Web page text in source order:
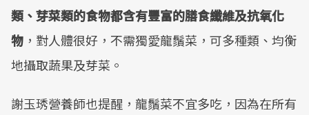
類、芽菜類的食物都含有豐富的膳食纖維及抗氧化
物 ，對人體很好，不需獨愛龍鬚菜，可多種類、均衡
地攝取蔬果及芽菜。
謝玉琇營養師也提醒，龍鬚菜不宜多吃，因為在所有